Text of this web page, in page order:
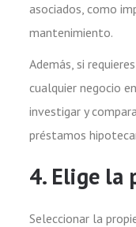
asociados, como
mantenimiento.
Además, si
cualquier negocio
investigar y
préstamos
4. Elige la
Seleccionar la